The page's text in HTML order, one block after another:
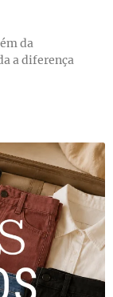
da
a diferença